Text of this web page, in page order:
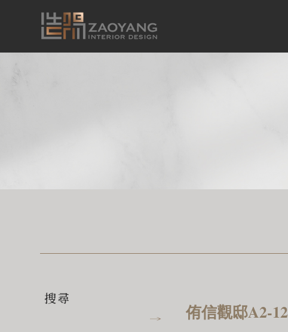
搜尋
侑信觀邸A2-12